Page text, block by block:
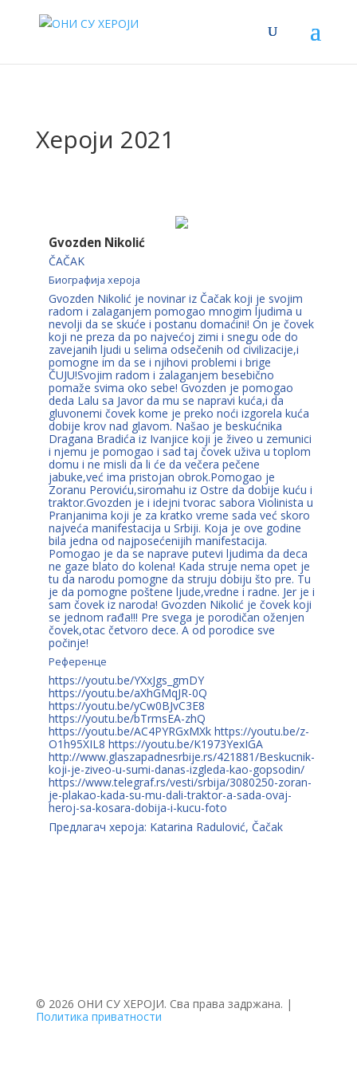
Хероји 2021
Gvozden Nikolić
ČAČAK
Биографија хероја
Gvozden Nikolić je novinar iz Čačak koji je svojim
radom i zalaganjem pomogao mnogim ljudima u
nevolji da se skuće i postanu domaćini! On je čovek
koji ne preza da po najvećoj zimi i snegu ode do
zavejanih ljudi u selima odsečenih od civilizacije,i
pomogne im da se i njihovi problemi i brige
ČUJU!Svojim radom i zalaganjem besebično
pomaže svima oko sebe! Gvozden je pomogao
deda Lalu sa Javor da mu se napravi kuća,i da
gluvonemi čovek kome je preko noći izgorela kuća
dobije krov nad glavom. Našao je beskućnika
Dragana Bradića iz Ivanjice koji je živeo u zemunici
i njemu je pomogao i sad taj čovek uživa u toplom
domu i ne misli da li će da večera pečene
jabuke,već ima pristojan obrok.Pomogao je
Zoranu Peroviću,siromahu iz Ostre da dobije kuću i
traktor.Gvozden je i idejni tvorac sabora Violinista u
Pranjanima koji je za kratko vreme sada već skoro
najveća manifestacija u Srbiji. Koja je ove godine
bila jedna od najposećenijih manifestacija.
Pomogao je da se naprave putevi ljudima da deca
ne gaze blato do kolena! Kada struje nema opet je
tu da narodu pomogne da struju dobiju što pre. Tu
je da pomogne poštene ljude,vredne i radne. Jer je i
sam čovek iz naroda! Gvozden Nikolić je čovek koji
se jednom rađa!!! Pre svega je porodičan oženjen
čovek,otac četvoro dece. A od porodice sve
počinje!
Референце
https://youtu.be/YXxJgs_gmDY
https://youtu.be/aXhGMqJR-0Q
https://youtu.be/yCw0BJvC3E8
https://youtu.be/bTrmsEA-zhQ
https://youtu.be/AC4PYRGxMXk https://youtu.be/z-
O1h95XIL8 https://youtu.be/K1973YexIGA
http://www.glaszapadnesrbije.rs/421881/Beskucnik-
koji-je-ziveo-u-sumi-danas-izgleda-kao-gopsodin/
https://www.telegraf.rs/vesti/srbija/3080250-zoran-
je-plakao-kada-su-mu-dali-traktor-a-sada-ovaj-
heroj-sa-kosara-dobija-i-kucu-foto
Предлагач хероја: Katarina Radulović, Čačak
© 2026 ОНИ СУ ХЕРОЈИ. Сва права задржана. |
Политика приватности